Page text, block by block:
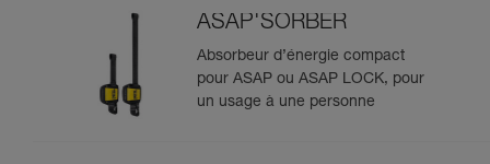
ASAP'SORBER
Absorbeur d’énergie compact
pour ASAP ou ASAP LOCK, pour
un usage à une personne